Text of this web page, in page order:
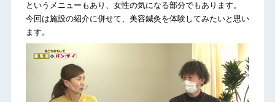
というメニューもあり、女性の気になる部分でもあります。
今回は施設の紹介に併せて、美容鍼灸を体験してみたいと思い
ます。